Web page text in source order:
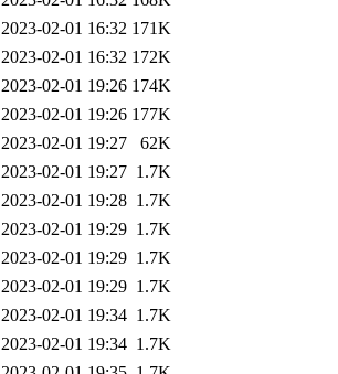
2023-02-01 16:32 171K
2023-02-01 16:32 172K
2023-02-01 19:26 174K
2023-02-01 19:26 177K
2023-02-01 19:27
62K
2023-02-01 19:27 1.7K
2023-02-01 19:28 1.7K
2023-02-01 19:29 1.7K
2023-02-01 19:29 1.7K
2023-02-01 19:29 1.7K
2023-02-01 19:34 1.7K
2023-02-01 19:34 1.7K